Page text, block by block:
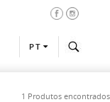
PT
1 Produtos encontrados